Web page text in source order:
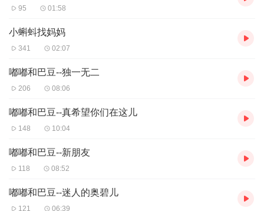
95 01:58
小蝌蚪找妈妈
341 02:07
嘟嘟和巴豆--独一无二
206 08:06
嘟嘟和巴豆--真希望你们在这儿
148 10:04
嘟嘟和巴豆--新朋友
118 08:52
嘟嘟和巴豆--迷人的奥碧儿
121 06:39